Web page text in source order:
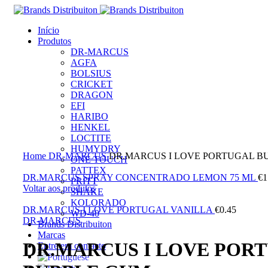
Início
Produtos
DR-MARCUS
AGFA
BOLSIUS
CRICKET
DRAGON
EFI
HARIBO
HENKEL
LOCTITE
HUMYDRY
ONE TOUCH
PATTEX
PRITT
SHAKE
KOLORADO
WD-40
Brands Distribuiton
Marcas
Entre em contacto
Clique para ampliar
Home DR-MARCUSDR.MARCUS I LOVE PORTUGAL
DR.MARCUS SPRAY CONCENTRADO LEMON 75 ML €
Voltar aos produtos
DR.MARCUS I LOVE PORTUGAL VANILLA €0.45
DR-MARCUS
DR.MARCUS I LOVE